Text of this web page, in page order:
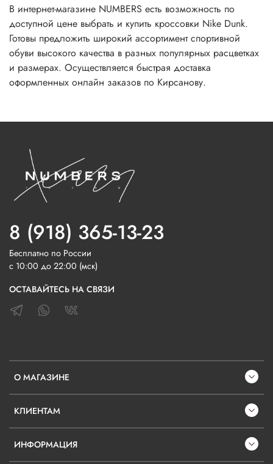
В интернет-магазине NUMBERS есть возможность по
доступной цене выбрать и купить кроссовки Nike Dunk.
Готовы предложить широкий ассортимент спортивной
обуви высокого качества в разных популярных расцветках
и размерах. Осуществляется быстрая доставка
оформленных онлайн заказов по Кирсанову.
О МАГАЗИНЕ
КЛИЕНТАМ
ИНФОРМАЦИЯ
8 (918) 365-13-23
Бесплатно по России
с 10:00 до 22:00 (мск)
ОСТАВАЙТЕСЬ НА СВЯЗИ